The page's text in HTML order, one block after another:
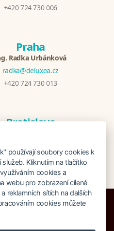
+420 724 730 006
Praha
Radka Urbánková
radka@deluxea.cz
+420 724 730 013
Bratislava
+421 948 759 074
používají soubory cookies k
Kliknutím na tlačítko
cookies a
webu pro zobrazení cílené
reklamních sítích na dalších
cookies můžete